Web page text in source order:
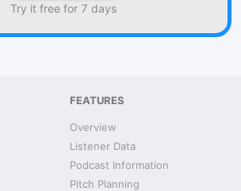
Try it free for 7 days
FEATURES
Overview
Listener Data
Podcast Information
Pitch Planning